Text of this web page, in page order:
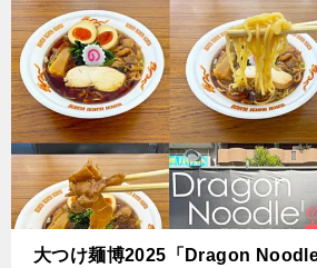
大つけ麺博2025「Dragon